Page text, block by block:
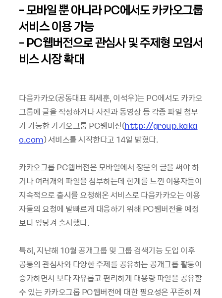
- 모바일 뿐 아니라 PC에서도 카카오그룹
서비스 이용 가능
- PC웹버전으로 관심사 및 주제형 모임서
비스 시장 확대
다음카카오(공동대표 최세훈, 이석우)는 PC에서도 카카오
그룹에 글을 작성하거나 사진과 동영상 등 각종 파일 첨부
가 가능한 카카오그룹 PC웹버전(http://group.kaka
o.com) 서비스를 시작한다고 14일 밝혔다.
카카오그룹 PC웹버전은 모바일에서 장문의 글을 써야 하
거나 여러개의 파일을 첨부하는데 한계를 느낀 이용자들이
지속적으로 출시를 요청해온 서비스로 다음카카오는 이용
자들의 요청에 발빠르게 대응하기 위해 PC웹버전을 예정
보다 앞당겨 출시했다.
특히, 지난해 10월 공개그룹 및 그룹 검색기능 도입 이후
공통의 관심사와 다양한 주제를 공유하는 공개그룹 활동이
증가하면서 보다 자유롭고 편리하게 대용량 파일을 공유할
수 있는 카카오그룹 PC웹버전에 대한 필요성은 꾸준히 제